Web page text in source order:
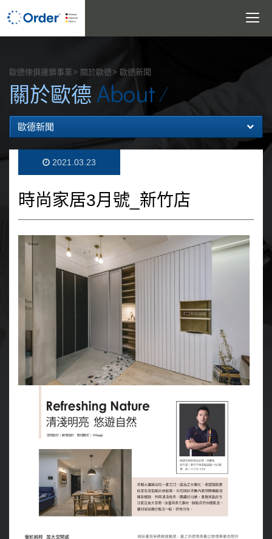
Toggle
歐德傢俱連鎖事業 關於歐德 歐德新聞
關於歐德 About
歐德新聞
2021.03.23
時尚家居3月號_新竹店